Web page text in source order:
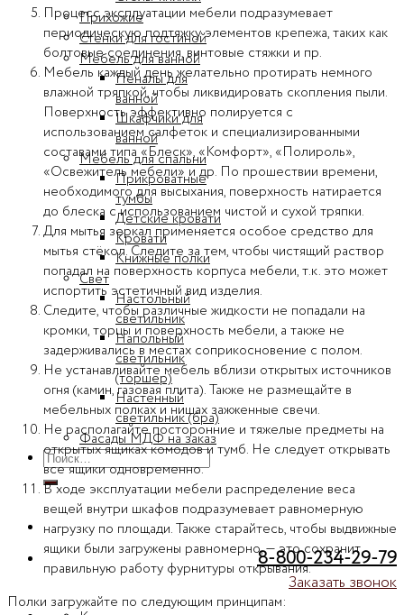
Прихожие
Стенки для гостиной
Мебель для ванной
Пеналы для
ванной
Шкафчики для
ванной
Мебель для спальни
Прикроватные
тумбы
Детские кровати
Кровати
Книжные полки
Свет
Настольный
светильник
Напольный
светильник
(торшер)
Настенный
светильник (бра)
Фасады МДФ на заказ
Искать:
8-800-234-29-79
Заказать звонок
Процесс эксплуатации мебели подразумевает
периодическую подтяжку элементов крепежа, таких как
болтовые соединения, винтовые стяжки и пр.
Мебель каждый день желательно протирать немного
влажной тряпкой, чтобы ликвидировать скопления пыли.
Поверхность эффективно полируется с
использованием салфеток и специализированными
составами типа «Блеск», «Комфорт», «Полироль»,
«Освежитель мебели» и др. По прошествии времени,
необходимого для высыхания, поверхность натирается
до блеска с использованием чистой и сухой тряпки.
Для мытья зеркал применяется особое средство для
мытья стёкол. Следите за тем, чтобы чистящий раствор
попадал на поверхность корпуса мебели, т.к. это может
испортить эстетичный вид изделия.
Следите, чтобы различные жидкости не попадали на
кромки, торцы и поверхность мебели, а также не
задерживались в местах соприкосновение с полом.
Не устанавливайте мебель вблизи открытых источников
огня (камин, газовая плита). Также не размещайте в
мебельных полках и нишах зажженные свечи.
Не располагайте посторонние и тяжелые предметы на
открытых ящиках комодов и тумб. Не следует открывать
все ящики одновременно.
В ходе эксплуатации мебели распределение веса
вещей внутри шкафов подразумевает равномерную
нагрузку по площади. Также старайтесь, чтобы выдвижные
ящики были загружены равномерно, — это сохранит
правильную работу фурнитуры открывания.
Полки загружайте по следующим принципам: